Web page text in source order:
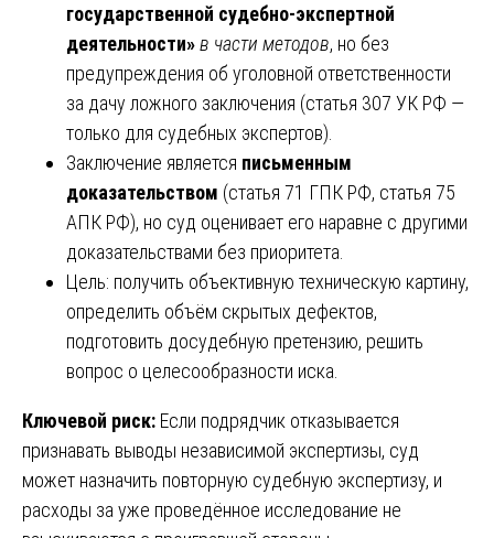
государственной судебно-экспертной
деятельности»в части методов, но без
предупреждения об уголовной ответственности
за дачу ложного заключения (статья 307 УК РФ —
только для судебных экспертов).
Заключение является письменным
доказательством (статья 71 ГПК РФ, статья 75
АПК РФ), но суд оценивает его наравне с другими
доказательствами без приоритета.
Цель: получить объективную техническую картину,
определить объём скрытых дефектов,
подготовить досудебную претензию, решить
вопрос о целесообразности иска.
Ключевой риск: Если подрядчик отказывается
признавать выводы независимой экспертизы, суд
может назначить повторную судебную экспертизу, и
расходы за уже проведённое исследование не